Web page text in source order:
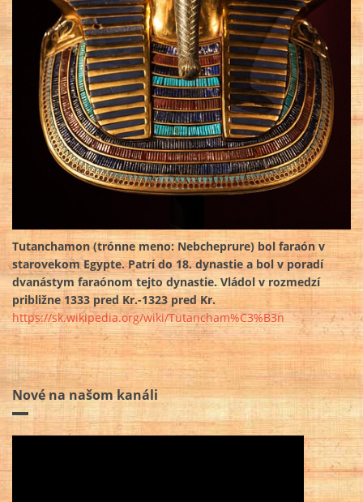
Tutanchamon (trónne meno: Nebcheprure) bol faraón v
starovekom Egypte. Patrí do 18. dynastie a bol v poradí
dvanástym faraónom tejto dynastie. Vládol v rozmedzí
približne 1333 pred Kr.-1323 pred Kr.
https://sk.wikipedia.org/wiki/Tutancham%C3%B3n
Nové na našom kanáli